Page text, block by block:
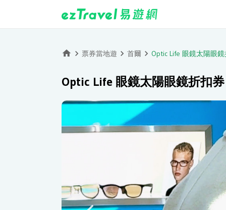
票券當地遊 首爾 Optic Life 眼鏡太陽眼
Optic Life 眼鏡太陽眼鏡折扣